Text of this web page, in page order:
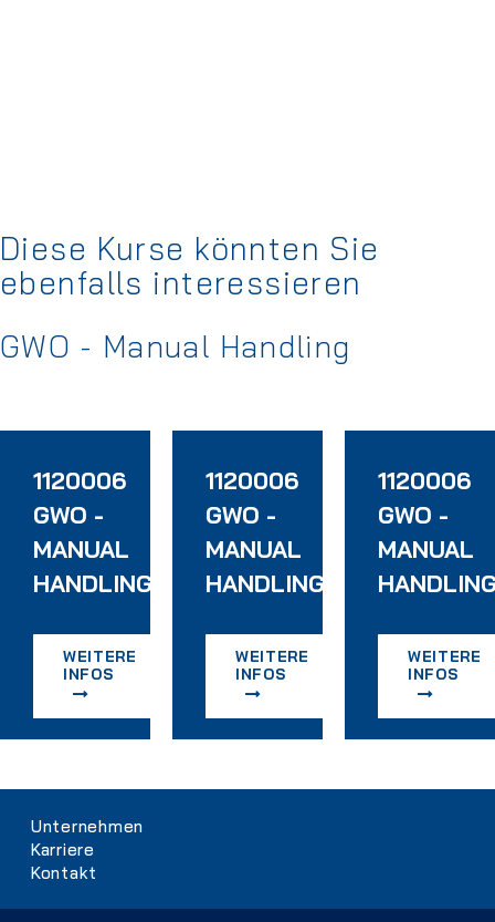
Diese Kurse könnten Sie
ebenfalls interessieren
GWO - Manual Handling
1120006
GWO -
MANUAL
HANDLING
WEITERE
INFOS
1120006
GWO -
MANUAL
HANDLING
WEITERE
INFOS
1120006
GWO -
MANUAL
WEITERE
INFOS
Navigation
überspringen
Unternehmen
Karriere
Kontakt